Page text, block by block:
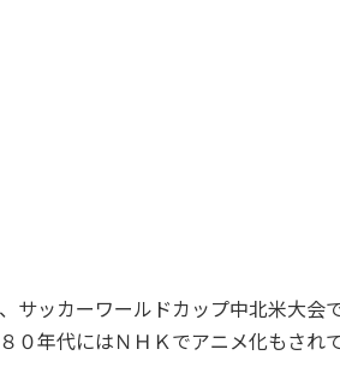
サッカーワールドカップ中北米大会
０年代にはＮＨＫでアニメ化もされ